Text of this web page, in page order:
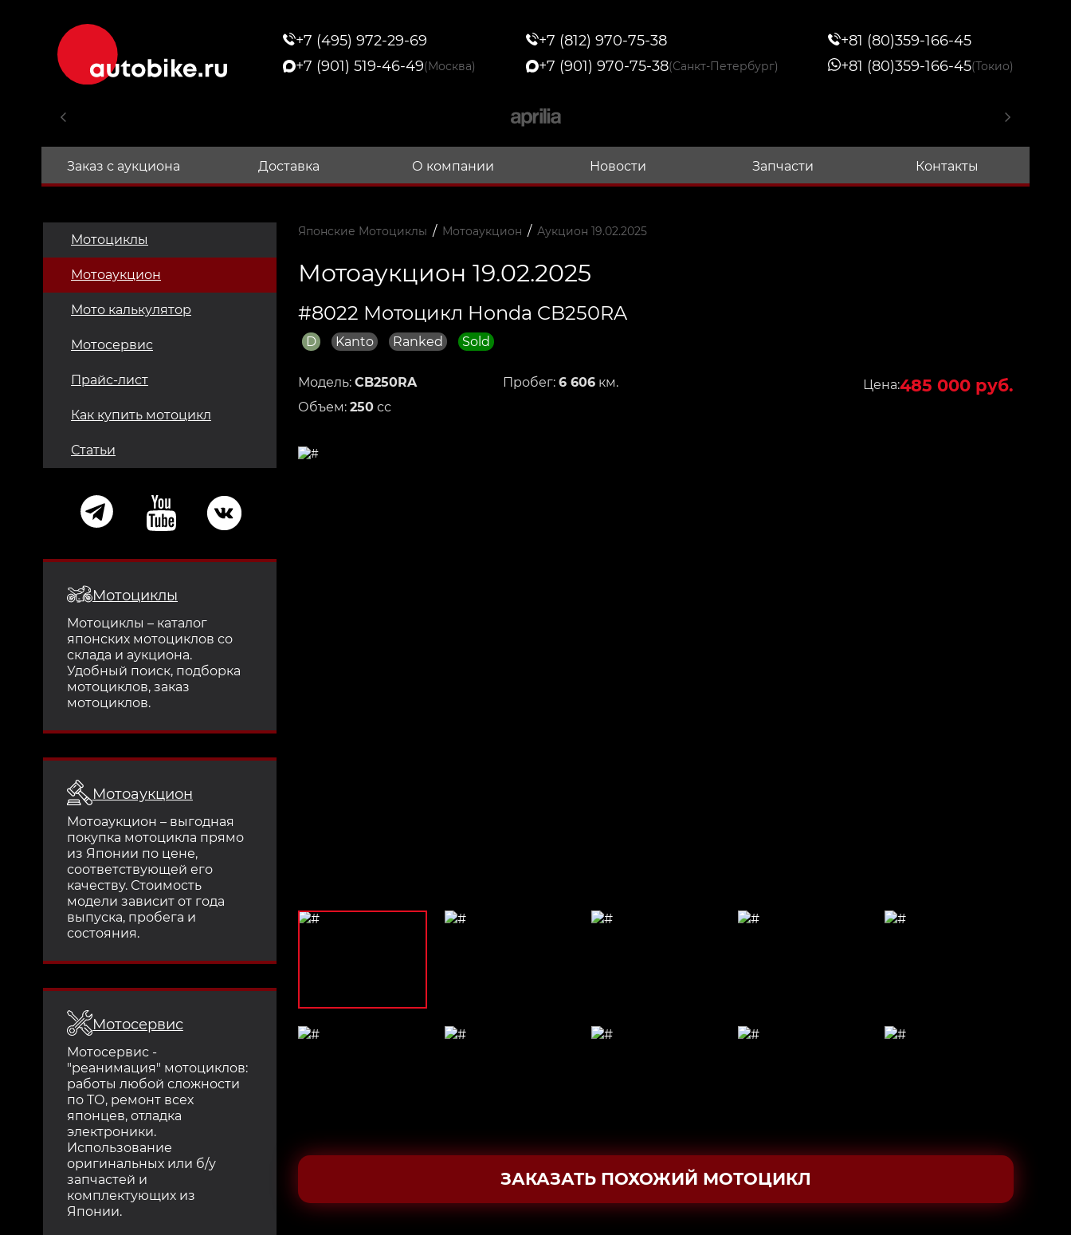
+7 (495) 972-29-69
+7 (901) 519-46-49(Москва)
+7 (812) 970-75-38
+7 (901) 970-75-38(Санкт-Петербург)
+81 (80)359-166-45
+81 (80)359-166-45(Токио)
Заказ с аукциона Доставка О компании Новости Запчасти Контакты
Мотоциклы
Мотоаукцион
Мото калькулятор
Мотосервис
Прайс-лист
Как купить мотоцикл
Статьи
Мотоциклы
Мотоциклы – каталог
японских мотоциклов со
склада и аукциона.
Удобный поиск, подборка
мотоциклов, заказ
мотоциклов.
Мотоаукцион
Мотоаукцион – выгодная
покупка мотоцикла прямо
из Японии по цене,
соответствующей его
качеству. Стоимость
модели зависит от года
выпуска, пробега и
состояния.
Мотосервис
Мотосервис -
"реанимация" мотоциклов:
работы любой сложности
по ТО, ремонт всех
японцев, отладка
электроники.
Использование
оригинальных или б/у
запчастей и
комплектующих из
Японии.
Японские Мотоциклы / Мотоаукцион / Аукцион 19.02.2025
Мотоаукцион 19.02.2025
#8022 Мотоцикл Honda CB250RA
D Kanto Ranked Sold
Модель: CB250RA
Объем: 250сс
Пробег: 6 606 км. Цена:485 000 руб.
ЗАКАЗАТЬ ПОХОЖИЙ МОТОЦИКЛ